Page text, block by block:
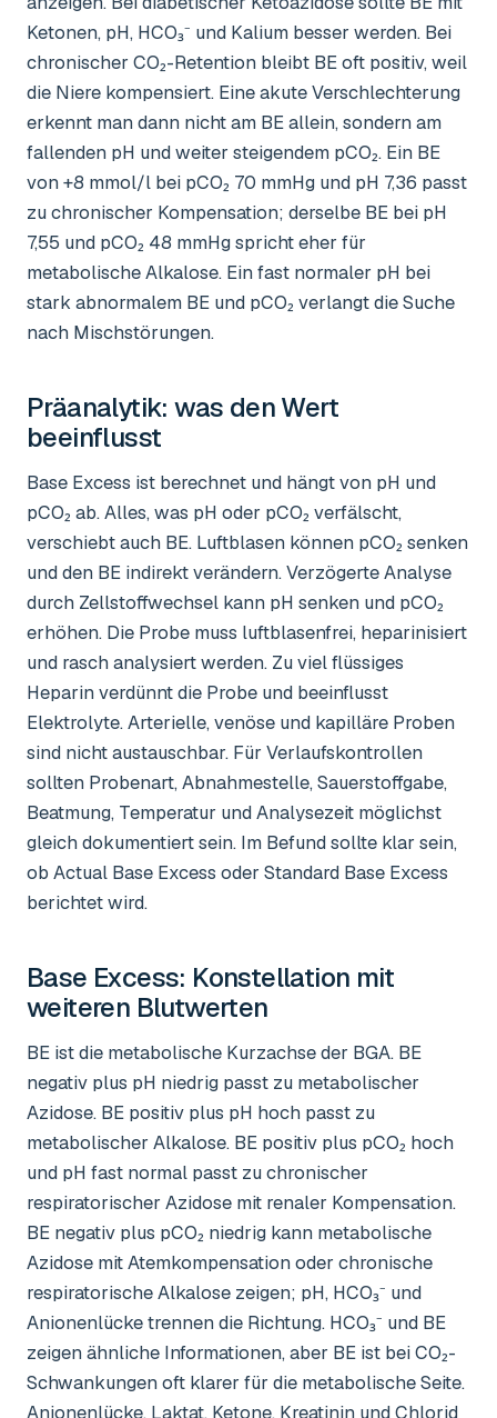
Ketonen, pH, HCO₃⁻ und Kalium besser werden. Bei
chronischer CO₂-Retention bleibt BE oft positiv, weil
die Niere kompensiert. Eine akute Verschlechterung
erkennt man dann nicht am BE allein, sondern am
fallenden pH und weiter steigendem pCO₂. Ein BE
von +8 mmol/l bei pCO₂ 70 mmHg und pH 7,36 passt
zu chronischer Kompensation; derselbe BE bei pH
7,55 und pCO₂ 48 mmHg spricht eher für
metabolische Alkalose. Ein fast normaler pH bei
stark abnormalem BE und pCO₂ verlangt die Suche
nach Mischstörungen.
Präanalytik: was den Wert
beeinflusst
Base Excess ist berechnet und hängt von pH und
pCO₂ ab. Alles, was pH oder pCO₂ verfälscht,
verschiebt auch BE. Luftblasen können pCO₂ senken
und den BE indirekt verändern. Verzögerte Analyse
durch Zellstoffwechsel kann pH senken und pCO₂
erhöhen. Die Probe muss luftblasenfrei, heparinisiert
und rasch analysiert werden. Zu viel flüssiges
Heparin verdünnt die Probe und beeinflusst
Elektrolyte. Arterielle, venöse und kapilläre Proben
sind nicht austauschbar. Für Verlaufskontrollen
sollten Probenart, Abnahmestelle, Sauerstoffgabe,
Beatmung, Temperatur und Analysezeit möglichst
gleich dokumentiert sein. Im Befund sollte klar sein,
ob Actual Base Excess oder Standard Base Excess
berichtet wird.
Base Excess: Konstellation mit
weiteren Blutwerten
BE ist die metabolische Kurzachse der BGA. BE
negativ plus pH niedrig passt zu metabolischer
Azidose. BE positiv plus pH hoch passt zu
metabolischer Alkalose. BE positiv plus pCO₂ hoch
und pH fast normal passt zu chronischer
respiratorischer Azidose mit renaler Kompensation.
BE negativ plus pCO₂ niedrig kann metabolische
Azidose mit Atemkompensation oder chronische
respiratorische Alkalose zeigen; pH, HCO₃⁻ und
Anionenlücke trennen die Richtung. HCO₃⁻ und BE
zeigen ähnliche Informationen, aber BE ist bei CO₂-
Schwankungen oft klarer für die metabolische Seite.
Anionenlücke, Laktat, Ketone, Kreatinin und Chlorid